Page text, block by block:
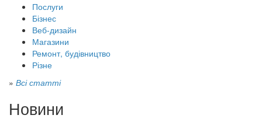
Послуги
Бізнес
Веб-дизайн
Магазини
Ремонт, будівництво
Різне
» Всі статті
Новини